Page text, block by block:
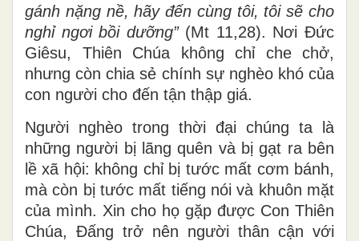
gánh nặng nề, hãy đến cùng tôi, tôi sẽ cho
nghỉ ngơi bồi dưỡng”(Mt 11,28). Nơi Đức
Giêsu, Thiên Chúa không chỉ che chở,
nhưng còn chia sẻ chính sự nghèo khó của
con người cho đến tận thập giá.
Người nghèo trong thời đại chúng ta là
những người bị lãng quên và bị gạt ra bên
lề xã hội: không chỉ bị tước mất cơm bánh,
mà còn bị tước mất tiếng nói và khuôn mặt
của mình. Xin cho họ gặp được Con Thiên
Chúa, Đấng trở nên người thân cận với